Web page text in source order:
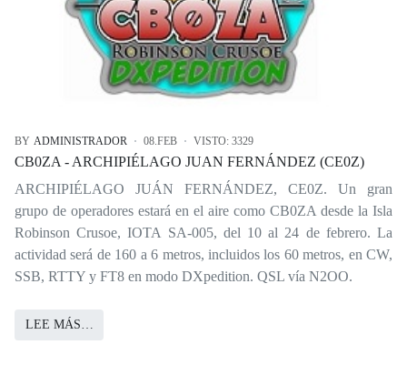
BY ADMINISTRADOR 08.FEB VISTO: 3329
CB0ZA - ARCHIPIÉLAGO JUAN FERNÁNDEZ (CE0Z)
ARCHIPIÉLAGO JUÁN FERNÁNDEZ, CE0Z. Un gran
grupo de operadores estará en el aire como CB0ZA desde la Isla
Robinson Crusoe, IOTA SA-005, del 10 al 24 de febrero. La
actividad será de 160 a 6 metros, incluidos los 60 metros, en CW,
SSB, RTTY y FT8 en modo DXpedition. QSL vía N2OO.
LEE MÁS…